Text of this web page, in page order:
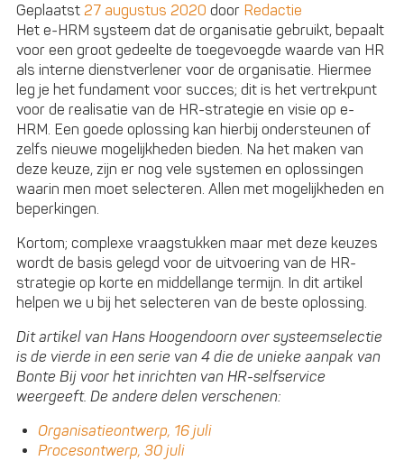
Geplaatst 27 augustus 2020 door Redactie
Het e-HRM systeem dat de organisatie gebruikt, bepaalt
voor een groot gedeelte de toegevoegde waarde van HR
als interne dienstverlener voor de organisatie. Hiermee
leg je het fundament voor succes; dit is het vertrekpunt
voor de realisatie van de HR-strategie en visie op e-
HRM. Een goede oplossing kan hierbij ondersteunen of
zelfs nieuwe mogelijkheden bieden. Na het maken van
deze keuze, zijn er nog vele systemen en oplossingen
waarin men moet selecteren. Allen met mogelijkheden en
beperkingen.
Kortom; complexe vraagstukken maar met deze keuzes
wordt de basis gelegd voor de uitvoering van de HR-
strategie op korte en middellange termijn. In dit artikel
helpen we u bij het selecteren van de beste oplossing.
Dit artikel van Hans Hoogendoorn over systeemselectie
is de vierde in een serie van 4 die de unieke aanpak van
Bonte Bij voor het inrichten van HR-selfservice
weergeeft. De andere delen verschenen:
Organisatieontwerp, 16 juli
Procesontwerp, 30 juli